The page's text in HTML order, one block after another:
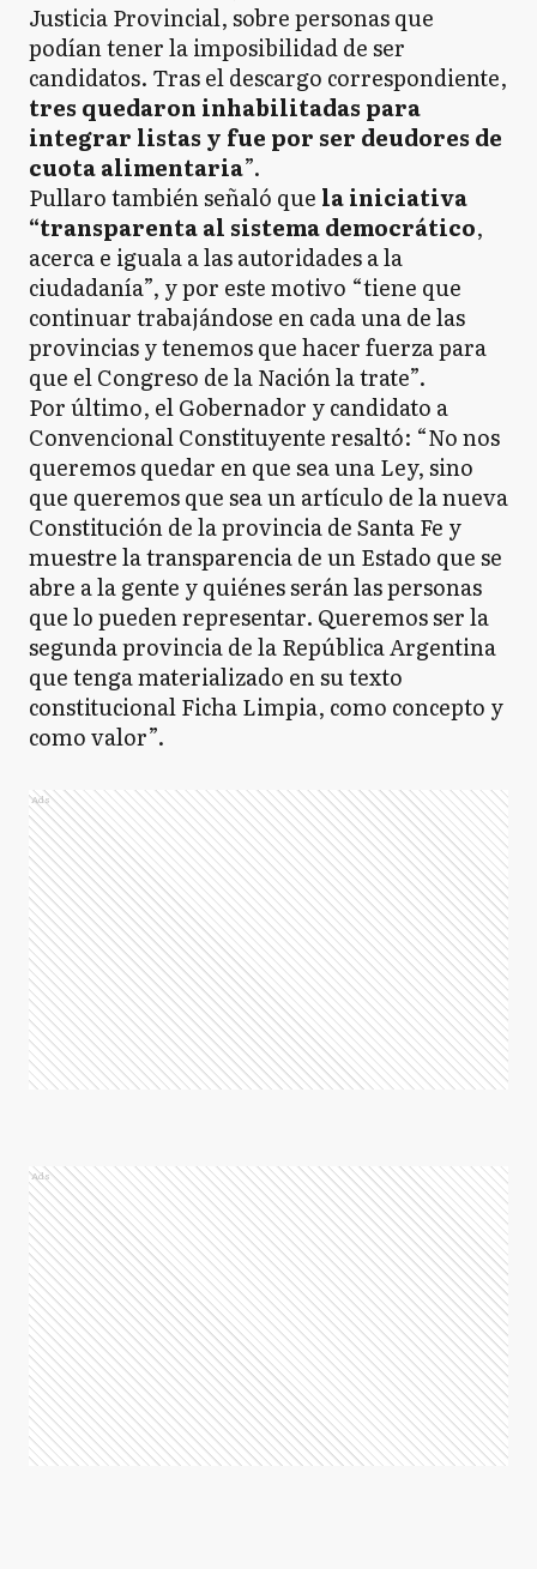
Justicia Provincial, sobre personas que
podían tener la imposibilidad de ser
candidatos. Tras el descargo correspondiente,
tres quedaron inhabilitadas para
integrar listas y fue por ser deudores de
cuota alimentaria”.
Pullaro también señaló que la iniciativa
“transparenta al sistema democrático,
acerca e iguala a las autoridades a la
ciudadanía”, y por este motivo “tiene que
continuar trabajándose en cada una de las
provincias y tenemos que hacer fuerza para
que el Congreso de la Nación la trate”.
Por último, el Gobernador y candidato a
Convencional Constituyente resaltó: “No nos
queremos quedar en que sea una Ley, sino
que queremos que sea un artículo de la nueva
Constitución de la provincia de Santa Fe y
muestre la transparencia de un Estado que se
abre a la gente y quiénes serán las personas
que lo pueden representar. Queremos ser la
segunda provincia de la República Argentina
que tenga materializado en su texto
constitucional Ficha Limpia, como concepto y
como valor”.
Ads
Ads